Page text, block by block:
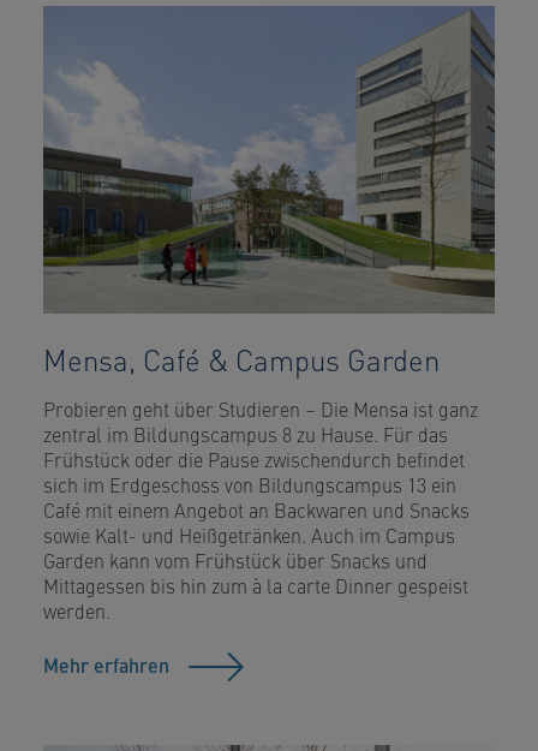
Mensa, Café & Campus Garden
Probieren geht über Studieren – Die Mensa ist ganz
zentral im Bildungscampus 8 zu Hause. Für das
Frühstück oder die Pause zwischendurch befindet
sich im Erdgeschoss von Bildungscampus 13 ein
Café mit einem Angebot an Backwaren und Snacks
sowie Kalt- und Heißgetränken. Auch im Campus
Garden kann vom Frühstück über Snacks und
Mittagessen bis hin zum à la carte Dinner gespeist
werden.
Mehr erfahren